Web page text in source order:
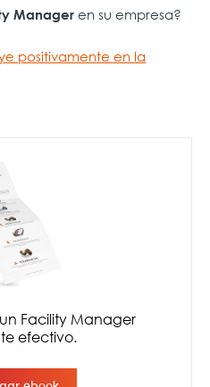
Manager en su empresa?
positivamente en la